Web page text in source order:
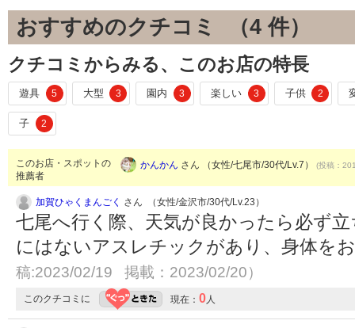
おすすめのクチコミ （4 件）
クチコミからみる、このお店の特長
遊具 5 大型 3 園内 3 楽しい 3 子供 2
子 2
このお店・スポットの
推薦者
かんかん さん （女性/七尾市/30代/Lv.7） (投稿：
加賀ひゃくまんごく さん （女性/金沢市/30代/Lv.23）
七尾へ行く際、天気が良かったら必ず
にはないアスレチックがあり、身体を
稿:2023/02/19 掲載：2023/02/20）
このクチコミに 現在： 0人